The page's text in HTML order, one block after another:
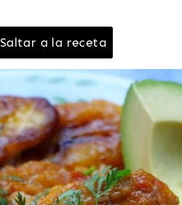
Saltar a la receta